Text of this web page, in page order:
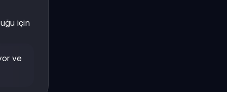
için
ve